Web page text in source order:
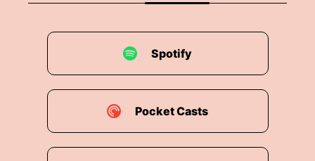
Spotify
Pocket Casts